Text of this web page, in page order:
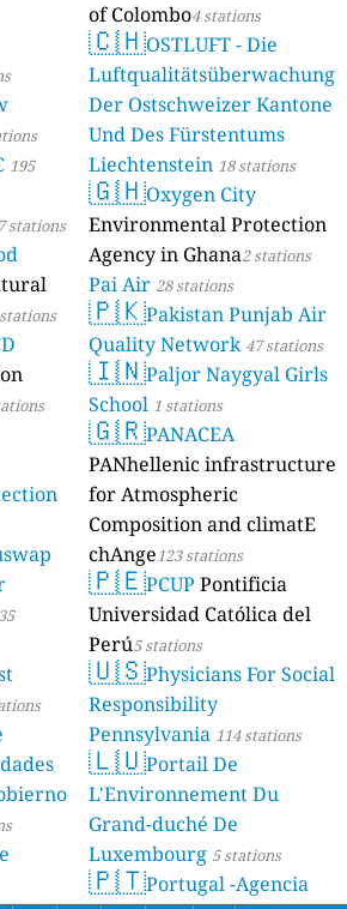
195
stations
35
of Colombo4 stations
🇨🇭OSTLUFT - Die
Luftqualitätsüberwachung
Der Ostschweizer Kantone
Und Des Fürstentums
Liechtenstein 18 stations
🇬🇭Oxygen City
Environmental Protection
Agency in Ghana2 stations
Pai Air 28 stations
🇵🇰Pakistan Punjab Air
Quality Network 47 stations
🇮🇳Paljor Naygyal Girls
School 1 stations
🇬🇷PANACEA
PANhellenic infrastructure
for Atmospheric
Composition and climatE
chAnge123 stations
🇵🇪PCUP Pontificia
Universidad Católica del
Perú5 stations
🇺🇸Physicians For Social
Responsibility
Pennsylvania 114 stations
🇱🇺Portail De
L'Environnement Du
Grand-duché De
Luxembourg 5 stations
🇵🇹Portugal -Agencia